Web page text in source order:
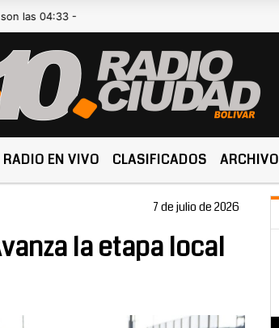
-
RADIO EN VIVO CLASIFICADOS ARCHIVO
7 de julio de 2026
la etapa local